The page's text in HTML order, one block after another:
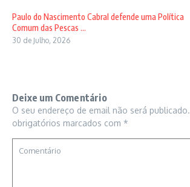
Paulo do Nascimento Cabral defende uma Política
Comum das Pescas ...
30 de Julho, 2026
Deixe um Comentário
O seu endereço de email não será publicado.
obrigatórios marcados com *